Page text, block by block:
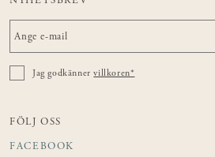
Jag godkännervillkoren*
FÖLJ OSS
FACEBOOK